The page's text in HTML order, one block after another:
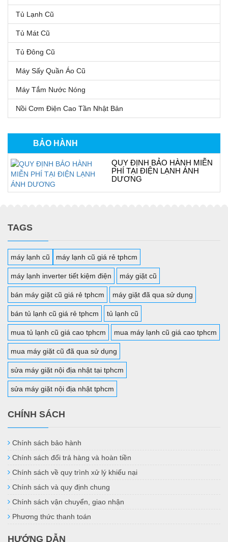
Tủ Lạnh Cũ
Tủ Mát Cũ
Tủ Đông Cũ
Máy Sấy Quần Áo Cũ
Máy Tắm Nước Nóng
Nồi Cơm Điện Cao Tần Nhật Bản
BẢO HÀNH
QUY ĐỊNH BẢO HÀNH MIỄN
PHÍ TẠI ĐIỆN LẠNH ÁNH
DƯƠNG
TAGS
máy lạnh cũ máy lạnh cũ giá rẻ tphcm
máy lạnh inverter tiết kiệm điện máy giặt cũ
bán máy giặt cũ giá rẻ tphcm máy giặt đã qua sử dụng
bán tủ lạnh cũ giá rẻ tphcm tủ lạnh cũ
mua tủ lạnh cũ giá cao tphcm mua máy lạnh cũ giá cao tphcm
mua máy giặt cũ đã qua sử dụng
sửa máy giặt nội địa nhật tại tphcm
sửa máy giặt nội địa nhật tphcm
CHÍNH SÁCH
Chính sách bảo hành
Chính sách đổi trả hàng và hoàn tiền
Chính sách về quy trình xử lý khiếu nại
Chính sách và quy định chung
Chính sách vận chuyển, giao nhận
Phương thức thanh toán
HƯỚNG DẪN